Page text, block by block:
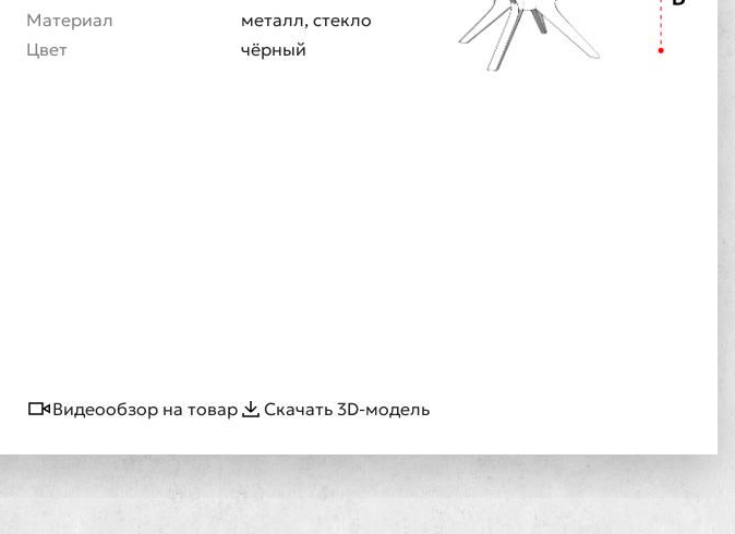
Материал
металл, стекло
Цвет
чёрный
Видеообзор на товар Скачать 3D-модель